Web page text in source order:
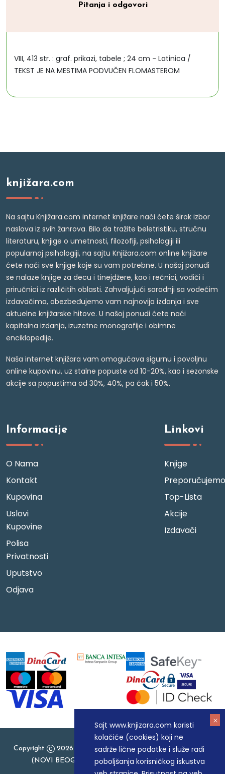
Sajt www.knjizara.com koristi
kolačiće (cookies) koji ne
sadrže lične podatke i služe radi
poboljšanja korisničkog iskustva
Pitanja i odgovori
VIII, 413 str. : graf. prikazi, tabele ; 24 cm - Latinica /
TEKST JE NA MESTIMA PODVUČEN FLOMASTEROM
knjižara.com
Na sajtu Knjižara.com internet knjižare naći ćete širok izbor
naslova iz svih žanrova. Bilo da tražite beletristiku, stručnu
literaturu, knjige o umetnosti, filozofiji, psihologiji ili
popularnoj psihologiji, na sajtu Knjižara.com online knjižare
ćete naći sve knjige koje su vam potrebne. U našoj ponudi
se nalaze knjige za decu i tinejdžere, kao i rečnici, vodiči i
priručnici iz različitih oblasti. Zahvaljujući saradnji sa vodećim
izdavačima, obezbeđujemo vam najnovija izdanja i sve
aktuelne knjižarske hitove. U našoj ponudi ćete naći
kapitalna izdanja, izuzetne monografije i obimne
enciklopedije.
Naša internet knjižara vam omogućava sigurnu i povoljnu
online kupovinu, uz stalne popuste od 10-20%, kao i sezonske
akcije sa popustima od 30%, 40%, pa čak i 50%.
Informacije
O Nama
Kontakt
Kupovina
Uslovi
Kupovine
Polisa
Privatnosti
Uputstvo
Odjava
Linkovi
Knjige
Preporučujemo
Top-Lista
Akcije
Izdavači
Copyright
2026 Knjizara.com - MAKART DOO BEOGRAD
(NOVI BEOGRAD), PIB: 105184104, MB: 20337524